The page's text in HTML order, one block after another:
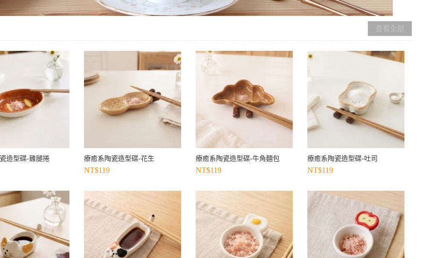
查看全部
造型碟-雞腿捲 療癒系陶瓷造型碟-花生
NT$119
療癒系陶瓷造型碟-牛角麵包
NT$119
療癒系陶瓷造型碟-吐司
NT$119